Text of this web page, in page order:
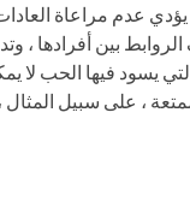
يؤدي عدم مراعاة
بين أفرادها ،
يسود فيها الحب لا
، على سبيل المثال